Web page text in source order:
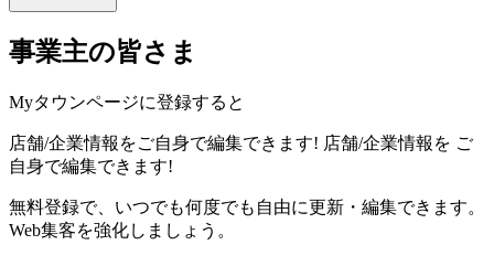
事業主の皆さま
Myタウンページに登録すると
店舗/企業情報をご自身で編集できます! 店舗/企業情報を ご
自身で編集できます!
無料登録で、いつでも何度でも自由に更新・編集できます。
Web集客を強化しましょう。